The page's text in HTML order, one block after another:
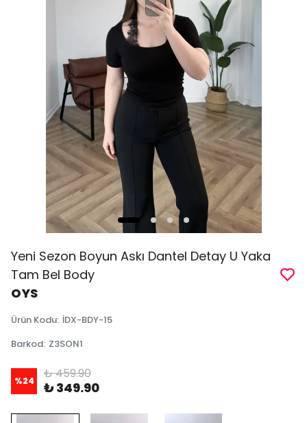
Yeni Sezon Boyun Askı Dantel Detay U Yaka
Tam Bel Body
OYS
Ürün Kodu: İDX-BDY-15
Barkod: Z3SON1
%24 ₺ 459.90
₺ 349.90